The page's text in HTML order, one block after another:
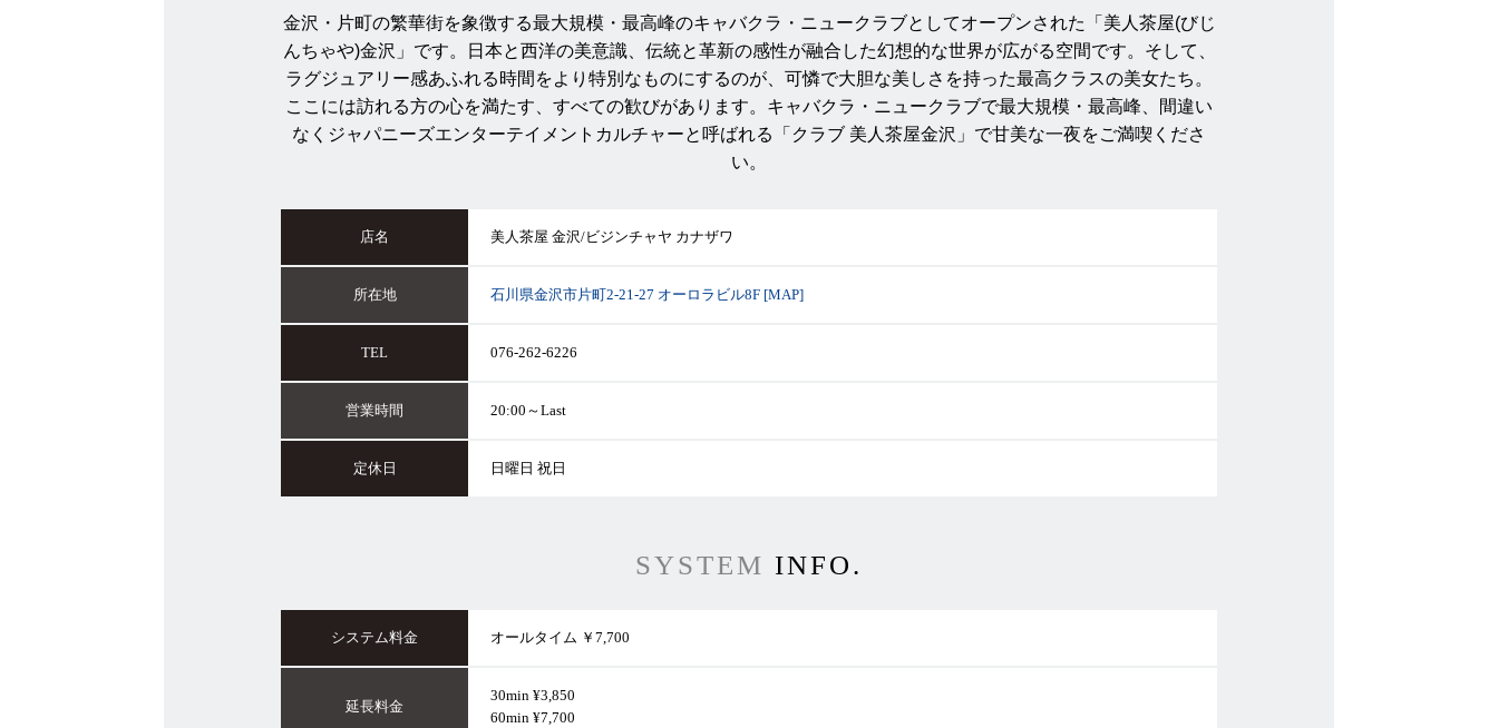
金沢・片町の繁華街を象徴する最大規模・最高峰のキャバクラ・ニュークラブとしてオープンされた「美人茶屋(びじ
んちゃや)金沢」です。日本と西洋の美意識、伝統と革新の感性が融合した幻想的な世界が広がる空間です。そして、
ラグジュアリー感あふれる時間をより特別なものにするのが、可憐で大胆な美しさを持った最高クラスの美女たち。
ここには訪れる方の心を満たす、すべての歓びがあります。キャバクラ・ニュークラブで最大規模・最高峰、間違い
なくジャパニーズエンターテイメントカルチャーと呼ばれる「クラブ 美人茶屋金沢」で甘美な一夜をご満喫くださ
い。
店名 美人茶屋 金沢/ビジンチャヤ カナザワ
所在地 石川県金沢市片町2-21-27 オーロラビル8F [MAP]
TEL 076-262-6226
営業時間 20:00～Last
定休日 日曜日 祝日
SYSTEM INFO.
システム料金 オールタイム ￥7,700
延長料金
30min ¥3,850
60min ¥7,700